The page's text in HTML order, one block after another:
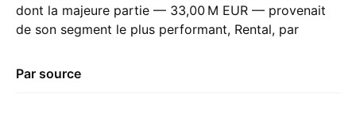
dont la majeure partie — ‪33,00 M‬ EUR — provenait
de son segment le plus performant, Rental, par
grande contribution est venue de Hongrie, qui a
Par source